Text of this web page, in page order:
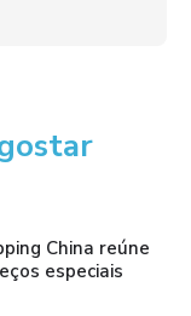
China reúne
especiais